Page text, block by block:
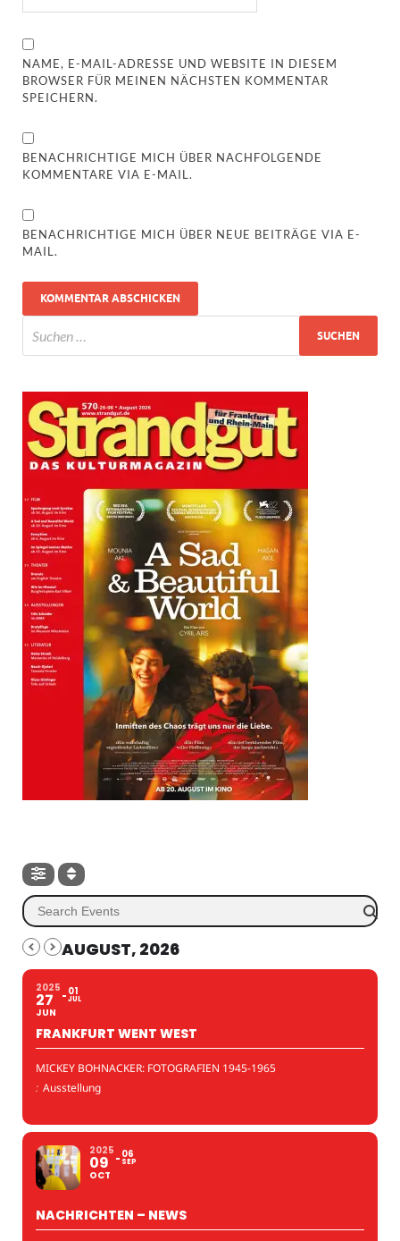
NAME, E-MAIL-ADRESSE UND WEBSITE IN DIESEM
BROWSER FÜR MEINEN NÄCHSTEN KOMMENTAR
SPEICHERN.
BENACHRICHTIGE MICH ÜBER NACHFOLGENDE
KOMMENTARE VIA E-MAIL.
BENACHRICHTIGE MICH ÜBER NEUE BEITRÄGE VIA E-
MAIL.
AUGUST, 2026
2025
27
JUN
01
JUL
FRANKFURT WENT WEST
MICKEY BOHNACKER: FOTOGRAFIEN 1945-1965
: Ausstellung
2025
09
OCT
06
SEP
NACHRICHTEN – NEWS